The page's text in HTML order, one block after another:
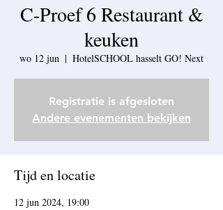
C-Proef 6 Restaurant &
keuken
wo 12 jun
  |
HotelSCHOOL hasselt GO! Next
Registratie is afgesloten
Andere evenementen bekijken
Tijd en locatie
12 jun 2024, 19:00